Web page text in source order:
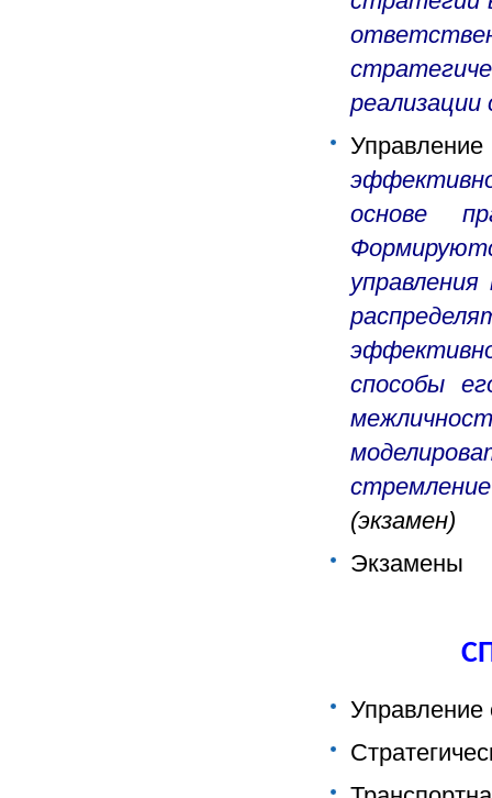
Управление
основе
способы
(экзамен)
Экзамены
Управление